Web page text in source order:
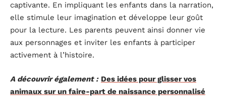
captivante. En impliquant les enfants dans la narration,
elle stimule leur imagination et développe leur goût
pour la lecture. Les parents peuvent ainsi donner vie
aux personnages et inviter les enfants à participer
activement à l’histoire.
A découvrir également : Des idées pour glisser vos
animaux sur un faire-part de naissance personnalisé